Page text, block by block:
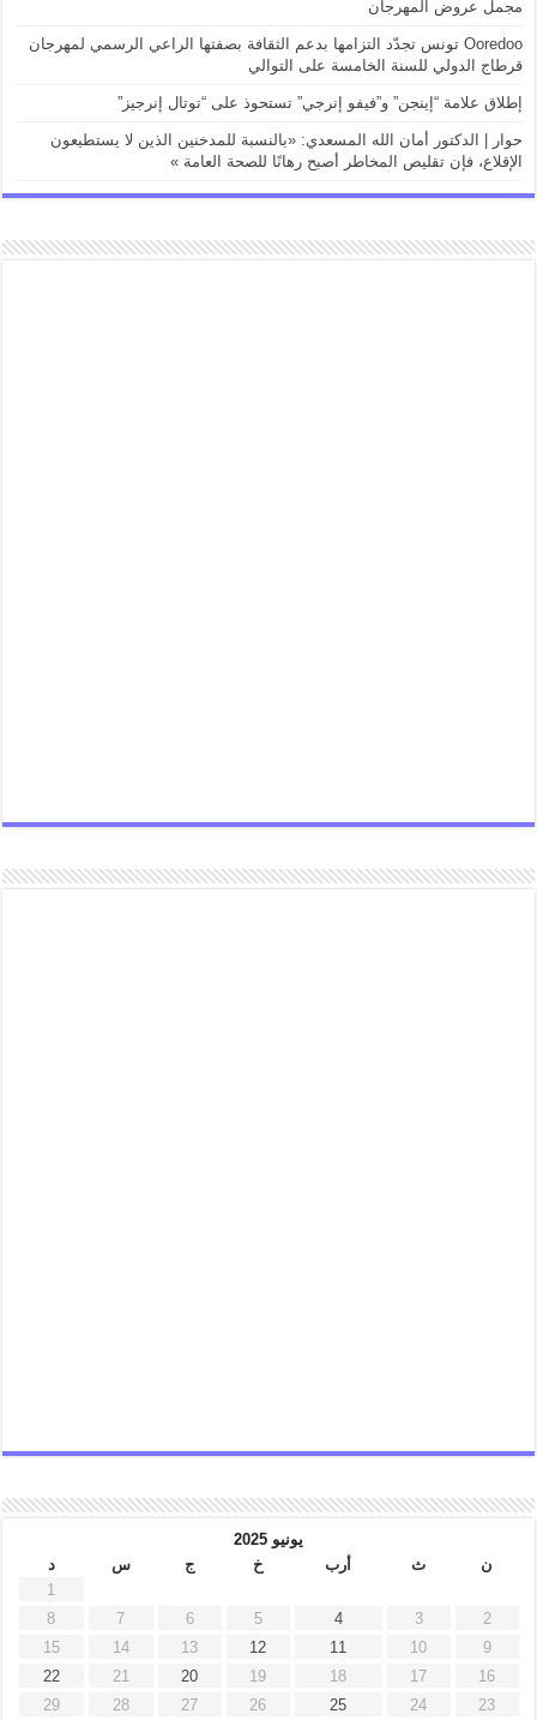
مجمل عروض المهرجان
Ooredoo تونس تجدّد التزامها بدعم الثقافة بصفتها الراعي الرسمي لمهرجان
قرطاج الدولي للسنة الخامسة على التوالي
إطلاق علامة “إينجن” و”فيفو إنرجي” تستحوذ على “توتال إنرجيز”
حوار | الدكتور أمان الله المسعدي: «بالنسبة للمدخنين الذين لا يستطيعون
الإقلاع، فإن تقليص المخاطر أصبح رهانًا للصحة العامة »
يونيو 2025
ن
ث أرب خ ج س
د
1
2
3
4
5
6
7
8
9
10
11
12
13
14
15
16
17
18
19
20
21
22
23
24
25
26
27
28
29